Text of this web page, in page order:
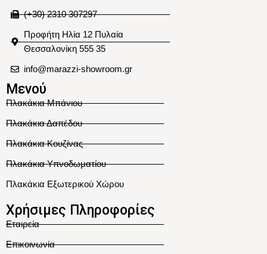
(+30) 2310 307297
Προφήτη Ηλία 12 Πυλαία
Θεσσαλονίκη 555 35
info@marazzi-showroom.gr
Μενού
Πλακάκια Μπάνιου
Πλακάκια Δαπέδου
Πλακάκια Κουζίνας
Πλακάκια Υπνοδωματίου
Πλακάκια Εξωτερικού Χώρου
Χρήσιμες Πληροφορίες
Εταιρεία
Επικοινωνία